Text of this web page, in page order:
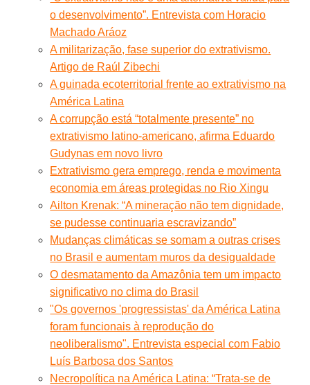
o desenvolvimento”. Entrevista com Horacio
Machado Aráoz
A militarização, fase superior do extrativismo.
Artigo de Raúl Zibechi
A guinada ecoterritorial frente ao extrativismo na
América Latina
A corrupção está “totalmente presente” no
extrativismo latino-americano, afirma Eduardo
Gudynas em novo livro
Extrativismo gera emprego, renda e movimenta
economia em áreas protegidas no Rio Xingu
Ailton Krenak: “A mineração não tem dignidade,
se pudesse continuaria escravizando”
Mudanças climáticas se somam a outras crises
no Brasil e aumentam muros da desigualdade
O desmatamento da Amazônia tem um impacto
significativo no clima do Brasil
"Os governos 'progressistas' da América Latina
foram funcionais à reprodução do
neoliberalismo". Entrevista especial com Fabio
Luís Barbosa dos Santos
Necropolítica na América Latina: “Trata-se de